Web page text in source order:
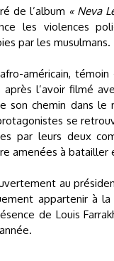
de l’album « Neva
les violences
par les musulmans.
américain,
l’avoir filmé
son chemin dans
se
par leurs deux
amenées à
au
appartenir à la
de Louis